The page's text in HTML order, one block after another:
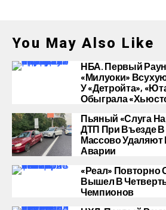
You May Also Like
НБА. Первый
«Милуоки»
У «Детройта»,
Обыграла
Пьяный «слуга
ДТП При Въезде
Массово
Аварии
«Реал»
Вышел В
Чемпионов